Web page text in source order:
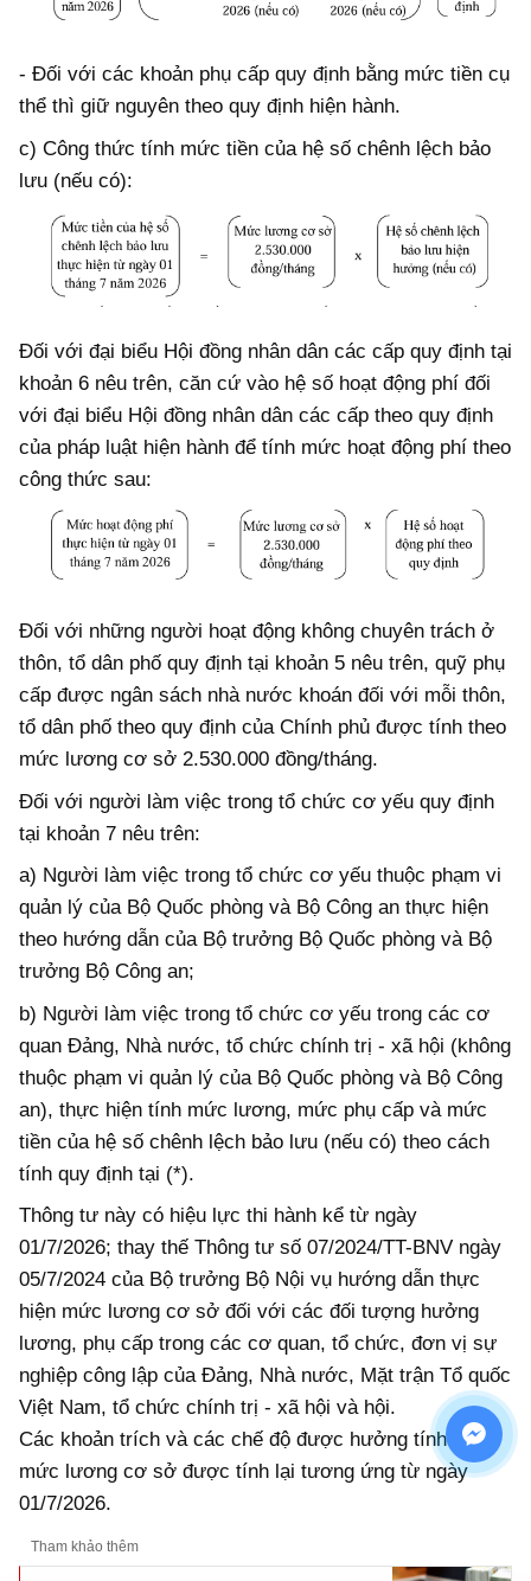
- Đối với các khoản phụ cấp quy định bằng mức tiền cụ
thể thì giữ nguyên theo quy định hiện hành.
c) Công thức tính mức tiền của hệ số chênh lệch bảo
lưu (nếu có):
Đối với đại biểu Hội đồng nhân dân các cấp quy định tại
khoản 6 nêu trên, căn cứ vào hệ số hoạt động phí đối
với đại biểu Hội đồng nhân dân các cấp theo quy định
của pháp luật hiện hành để tính mức hoạt động phí theo
công thức sau:
Đối với những người hoạt động không chuyên trách ở
thôn, tổ dân phố quy định tại khoản 5 nêu trên, quỹ phụ
cấp được ngân sách nhà nước khoán đối với mỗi thôn,
tổ dân phố theo quy định của Chính phủ được tính theo
mức lương cơ sở 2.530.000 đồng/tháng.
Đối với người làm việc trong tổ chức cơ yếu quy định
tại khoản 7 nêu trên:
a) Người làm việc trong tổ chức cơ yếu thuộc phạm vi
quản lý của Bộ Quốc phòng và Bộ Công an thực hiện
theo hướng dẫn của Bộ trưởng Bộ Quốc phòng và Bộ
trưởng Bộ Công an;
b) Người làm việc trong tổ chức cơ yếu trong các cơ
quan Đảng, Nhà nước, tổ chức chính trị - xã hội (không
thuộc phạm vi quản lý của Bộ Quốc phòng và Bộ Công
an), thực hiện tính mức lương, mức phụ cấp và mức
tiền của hệ số chênh lệch bảo lưu (nếu có) theo cách
tính quy định tại (*).
Thông tư này có hiệu lực thi hành kể từ ngày
01/7/2026; thay thế Thông tư số 07/2024/TT-BNV ngày
05/7/2024 của Bộ trưởng Bộ Nội vụ hướng dẫn thực
hiện mức lương cơ sở đối với các đối tượng hưởng
lương, phụ cấp trong các cơ quan, tổ chức, đơn vị sự
nghiệp công lập của Đảng, Nhà nước, Mặt trận Tổ quốc
Việt Nam, tổ chức chính trị - xã hội và hội.
Các khoản trích và các chế độ được hưởng tính theo
mức lương cơ sở được tính lại tương ứng từ ngày
01/7/2026.
Tham khảo thêm